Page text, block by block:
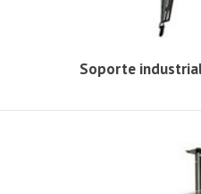
Soporte